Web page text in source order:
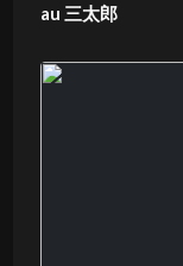
au 三太郎